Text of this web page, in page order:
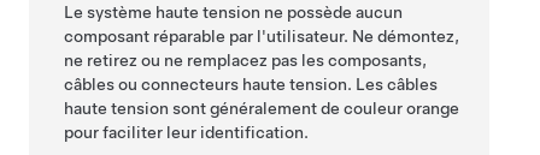
Le système haute tension ne possède aucun
composant réparable par l'utilisateur. Ne démontez,
ne retirez ou ne remplacez pas les composants,
câbles ou connecteurs haute tension. Les câbles
haute tension sont généralement de couleur orange
pour faciliter leur identification.